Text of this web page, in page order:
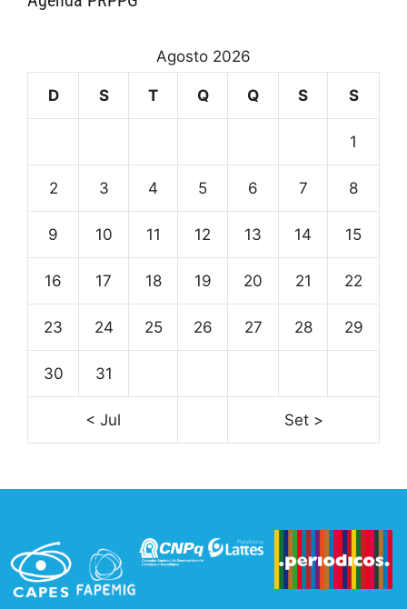
Agosto 2026
D S T Q Q S S
1
2 3 4 5 6 7 8
9 10 11 12 13 14 15
16 17 18 19 20 21 22
23 24 25 26 27 28 29
30 31
< Jul Set >